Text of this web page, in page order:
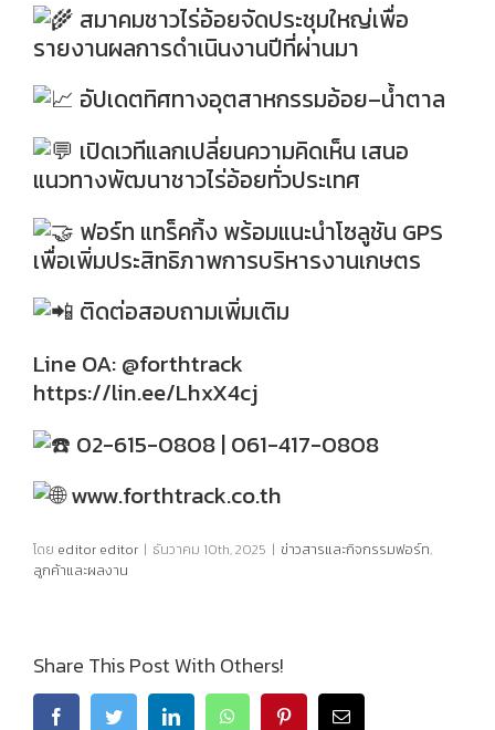
สมาคมชาวไร่อ้อยจัดประชุมใหญ่เพื่อ
รายงานผลการดำเนินงานปีที่ผ่านมา
อัปเดตทิศทางอุตสาหกรรมอ้อย–น้ำตาล
เปิดเวทีแลกเปลี่ยนความคิดเห็น เสนอ
แนวทางพัฒนาชาวไร่อ้อยทั่วประเทศ
ฟอร์ท แทร็คกิ้ง พร้อมแนะนำโซลูชัน GPS
เพื่อเพิ่มประสิทธิภาพการบริหารงานเกษตร
ติดต่อสอบถามเพิ่มเติม
Line OA: @forthtrack
https://lin.ee/LhxX4cj
02-615-0808 | 061-417-0808
www.forthtrack.co.th
โดย editor editor | ธันวาคม 10th, 2025 | ข่าวสารและกิจกรรมฟอร์ท,
ลูกค้าและผลงาน
Share This Post With Others!